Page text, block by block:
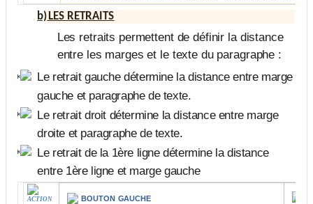
b) LES RETRAITS
Les retraits permettent de définir la distance
entre les marges et le texte du paragraphe :
Le retrait gauche détermine la distance entre marge
gauche et paragraphe de texte.
Le retrait droit détermine la distance entre marge
droite et paragraphe de texte.
Le retrait de la 1ère ligne détermine la distance
entre 1ère ligne et marge gauche
ACTION
bouton gauche